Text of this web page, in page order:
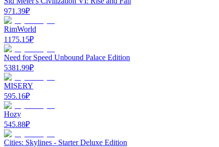
971.39₽
RimWorld
1175.15₽
Need for Speed Unbound Palace Edition
5381.99₽
MISERY
595.16₽
Hozy
545.88₽
Cities: Skylines - Starter Deluxe Edition